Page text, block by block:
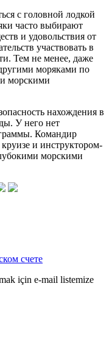
с головной лодкой
часто выбирают
и удовольствия от
участвовать в
Тем не менее, даже
моряками по
морскими
нахождения в
У него нет
Командир
и инструктором-
морскими
счете
için e-mail listemize